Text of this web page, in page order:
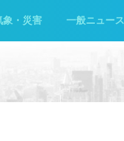
象・災害 一般ニュース